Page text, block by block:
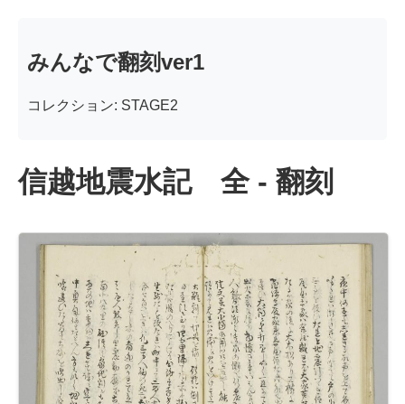
みんなで翻刻ver1
コレクション: STAGE2
信越地震水記 全 - 翻刻